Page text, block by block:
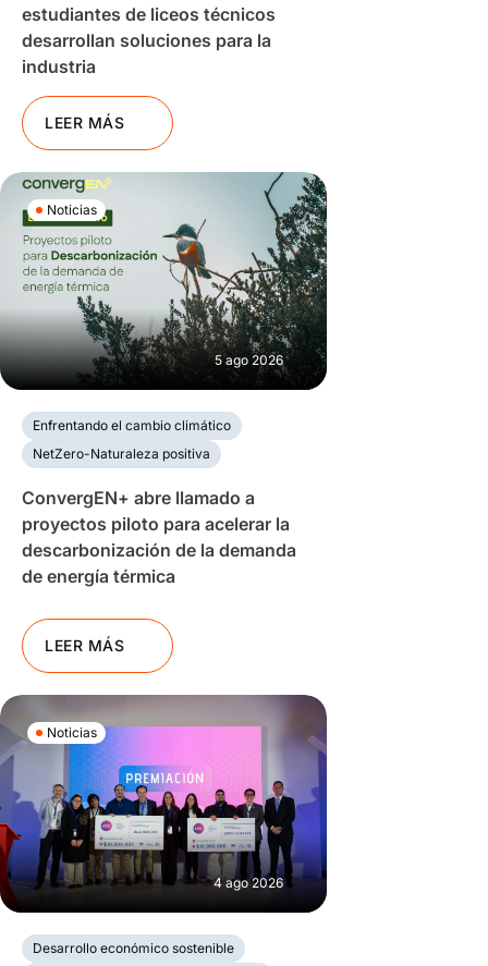
estudiantes de liceos técnicos
desarrollan soluciones para la
industria
LEER MÁS
Noticias
5 ago 2026
Enfrentando el cambio climático
NetZero-Naturaleza positiva
ConvergEN+ abre llamado a
proyectos piloto para acelerar la
descarbonización de la demanda
de energía térmica
LEER MÁS
Noticias
4 ago 2026
Desarrollo económico sostenible